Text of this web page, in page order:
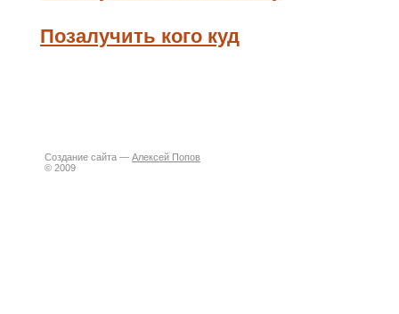
Позалучить кого куд
Создание сайта — Алексей Попов
© 2009